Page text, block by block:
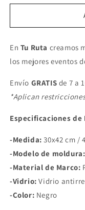
para
NEW
CITY
MARATHON
En Tu Ruta creamos
los mejores eventos
Envío GRATIS de 7 a
*Aplican
Especificaciones de
-Medida: 30x42 cm /
-Modelo de moldura:
-Material de Marco:
-Vidrio: Vidrio
-Color: Negro